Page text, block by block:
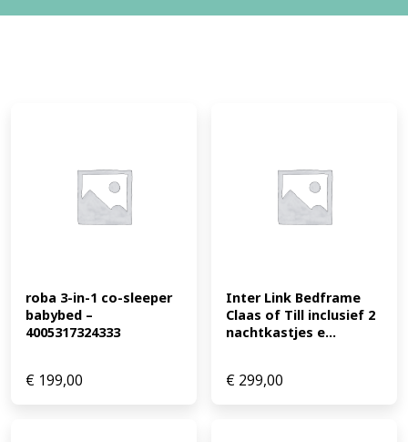
roba 3-in-1 co-sleeper
babybed –
4005317324333
€ 199,00
Inter Link Bedframe
Claas of Till inclusief 2
nachtkastjes e...
€ 299,00